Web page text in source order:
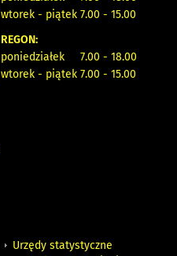
wtorek - piątek 7.00 - 15.00
REGON:
poniedziałek 7.00 - 18.00
wtorek - piątek 7.00 - 15.00
Urzędy statystyczne